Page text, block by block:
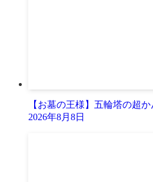
【お墓の王様】五輪塔の超か
2026年8月8日